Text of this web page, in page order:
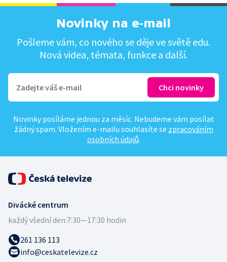
Novinky na e-mail
Pošleme vám, co nového se děje ve světě edu.
Nová videa, témata, funkce a další.
Novinky posíláme jednou za měsíc. Nebudeme vám posílat
žádný spam. Vložením e-mailu souhlasíte se zpracováním
osobních údajů.